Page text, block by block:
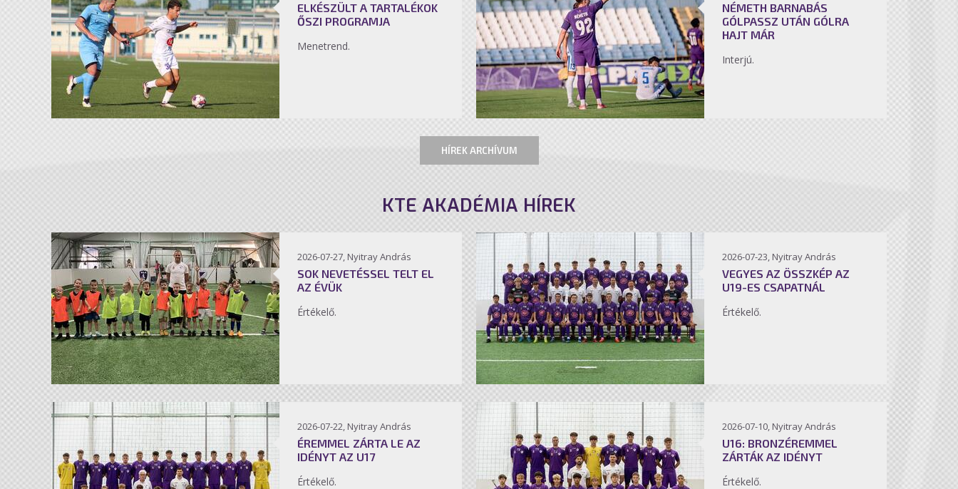
ELKÉSZÜLT A TARTALÉKOK
ŐSZI PROGRAMJA
Menetrend.
NÉMETH BARNABÁS
GÓLPASSZ UTÁN GÓLRA
HAJT MÁR
Interjú.
HÍREK ARCHÍVUM
KTE AKADÉMIA HÍREK
2026-07-27, Nyitray András
SOK NEVETÉSSEL TELT EL
AZ ÉVÜK
Értékelő.
2026-07-23, Nyitray András
VEGYES AZ ÖSSZKÉP AZ
U19-ES CSAPATNÁL
Értékelő.
2026-07-22, Nyitray András
ÉREMMEL ZÁRTA LE AZ
IDÉNYT AZ U17
Értékelő.
2026-07-10, Nyitray András
U16: BRONZÉREMMEL
ZÁRTÁK AZ IDÉNYT
Értékelő.